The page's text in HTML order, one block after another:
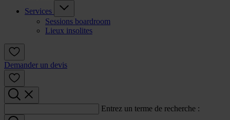
Services
Sessions boardroom
Lieux insolites
Demander un devis
Entrez un terme de recherche :